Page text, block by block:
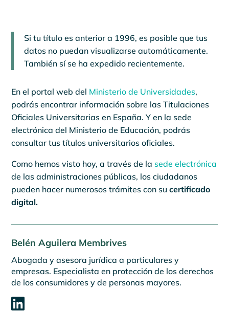
Si tu título es anterior a 1996, es posible que tus
datos no puedan visualizarse automáticamente.
También sí se ha expedido recientemente.
En el portal web del Ministerio de Universidades,
podrás encontrar información sobre las Titulaciones
Oficiales Universitarias en España. Y en la sede
electrónica del Ministerio de Educación, podrás
consultar tus títulos universitarios oficiales.
Como hemos visto hoy, a través de la sede electrónica
de las administraciones públicas, los ciudadanos
pueden hacer numerosos trámites con sucertificado
digital.
Belén Aguilera Membrives
Abogada y asesora jurídica a particulares y
empresas. Especialista en protección de los derechos
de los consumidores y de personas mayores.
